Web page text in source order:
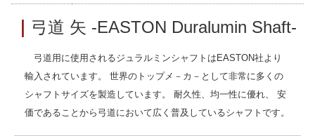
弓道 矢 -EASTON Duralumin Shaft-
弓道用に使用されるジュラルミンシャフトはEASTON社より
輸入されています。 世界のトップメ－カ－として非常に多くの
シャフトサイズを製造しています。 耐久性、均一性に優れ、 安
価であることから弓道において広く普及しているシャフトです。